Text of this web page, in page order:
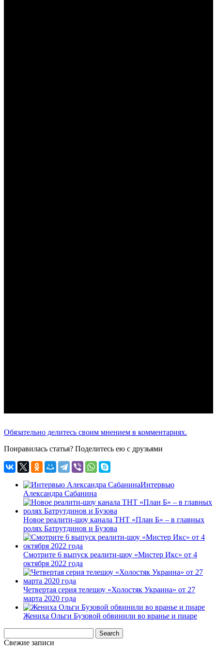
Обязательно делитесь своим мнением в комментариях.
Понравилась статья? Поделитесь ею с друзьями
Интервью
Александра Сабанина
Новое реалити-шоу канала ТНТ «План Б» – в главных
ролях Батрутдинов и Бузова
Смотрите 6 выпуск реалити-шоу «Мистер Икс» от 4
октября 2022 года
Четвертая серия телешоу «Холостяк Украина» от 27
марта 2020 года
Жениха Ольги Бузовой обвинили во вранье и пиаре
Свежие записи